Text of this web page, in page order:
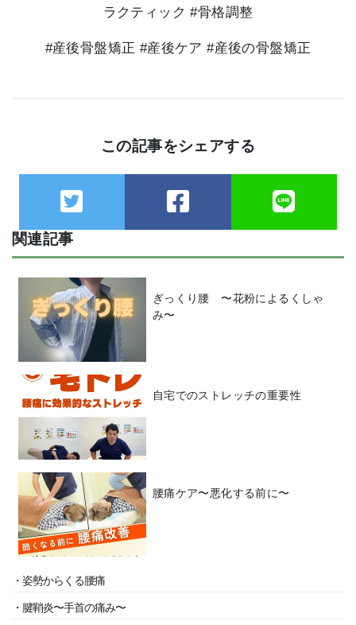
ラクティック #骨格調整
#産後骨盤矯正 #産後ケア #産後の骨盤矯正
この記事をシェアする
関連記事
ぎっくり腰 〜花粉によるくしゃ
み〜
自宅でのストレッチの重要性
腰痛ケア〜悪化する前に〜
・姿勢からくる腰痛
・腱鞘炎〜手首の痛み〜